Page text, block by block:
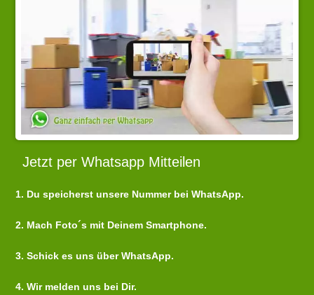
Jetzt per Whatsapp Mitteilen
1. Du speicherst unsere Nummer bei WhatsApp.
2. Mach Foto´s mit Deinem Smartphone.
3. Schick es uns über WhatsApp.
4. Wir melden uns bei Dir.